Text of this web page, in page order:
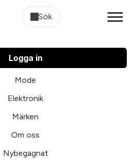
Sök
Logga in
Mode
Elektronik
Märken
Om oss
Nybegagnat